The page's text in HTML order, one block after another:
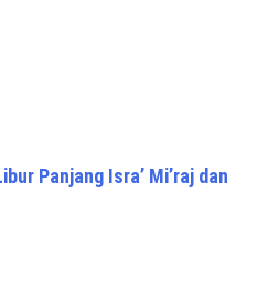
Panjang Isra’ Mi’raj dan